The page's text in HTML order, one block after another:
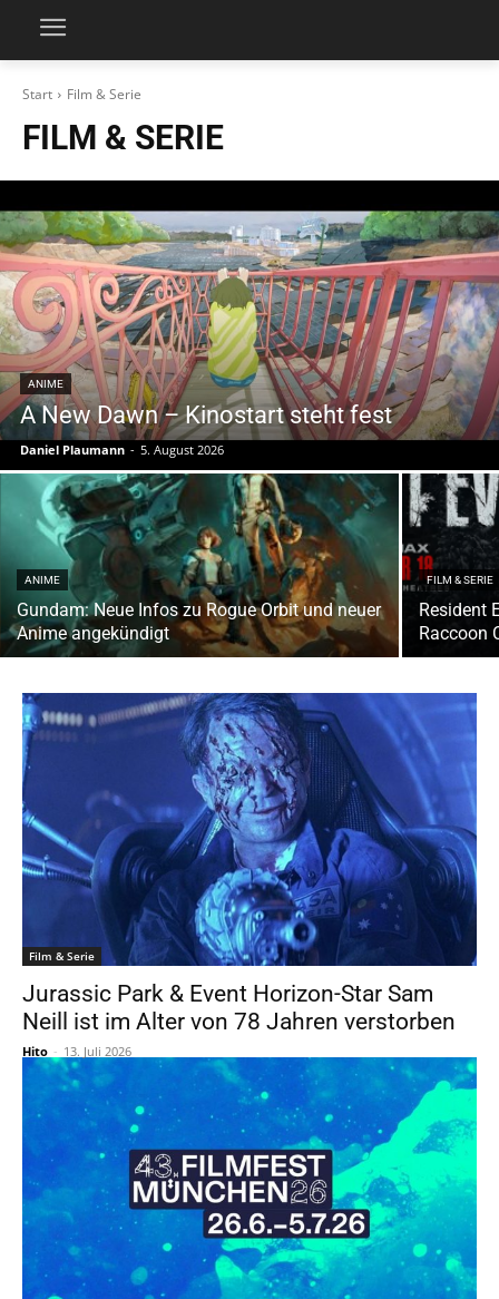
Start Film & Serie
FILM & SERIE
ANIME
A New Dawn – Kinostart steht fest
Daniel Plaumann - 5. August 2026
ANIME
Gundam: Neue Infos zu Rogue Orbit und neuer
Anime angekündigt
FILM & SERIE
Resident
Raccoon
Film & Serie
Jurassic Park & Event Horizon-Star Sam
Neill ist im Alter von 78 Jahren verstorben
Hito - 13. Juli 2026